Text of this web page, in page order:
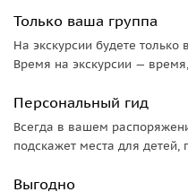
Только ваша группа
На экскурсии будете
Время на экскурсии —
Персональный гид
Всегда в вашем
подскажет места для детей,
Выгодно